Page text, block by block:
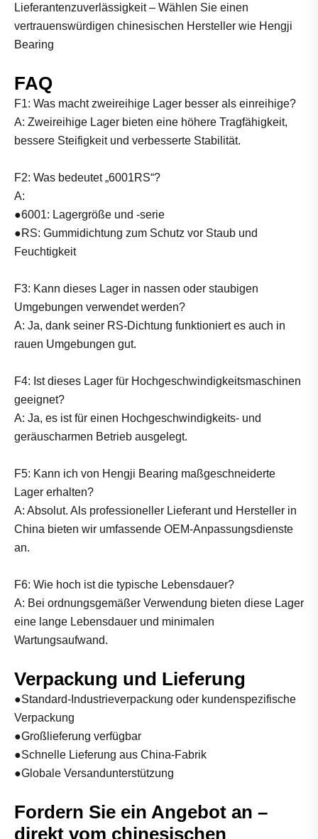
Lieferantenzuverlässigkeit – Wählen Sie einen
vertrauenswürdigen chinesischen Hersteller wie Hengji
Bearing
FAQ
F1: Was macht zweireihige Lager besser als einreihige?
A: Zweireihige Lager bieten eine höhere Tragfähigkeit,
bessere Steifigkeit und verbesserte Stabilität.
F2: Was bedeutet „6001RS“?
A:
●6001: Lagergröße und -serie
●RS: Gummidichtung zum Schutz vor Staub und
Feuchtigkeit
F3: Kann dieses Lager in nassen oder staubigen
Umgebungen verwendet werden?
A: Ja, dank seiner RS-Dichtung funktioniert es auch in
rauen Umgebungen gut.
F4: Ist dieses Lager für Hochgeschwindigkeitsmaschinen
geeignet?
A: Ja, es ist für einen Hochgeschwindigkeits- und
geräuscharmen Betrieb ausgelegt.
F5: Kann ich von Hengji Bearing maßgeschneiderte
Lager erhalten?
A: Absolut. Als professioneller Lieferant und Hersteller in
China bieten wir umfassende OEM-Anpassungsdienste
an.
F6: Wie hoch ist die typische Lebensdauer?
A: Bei ordnungsgemäßer Verwendung bieten diese Lager
eine lange Lebensdauer und minimalen
Wartungsaufwand.
Verpackung und Lieferung
●Standard-Industrieverpackung oder kundenspezifische
Verpackung
●Großlieferung verfügbar
●Schnelle Lieferung aus China-Fabrik
●Globale Versandunterstützung
Fordern Sie ein Angebot an –
direkt vom chinesischen